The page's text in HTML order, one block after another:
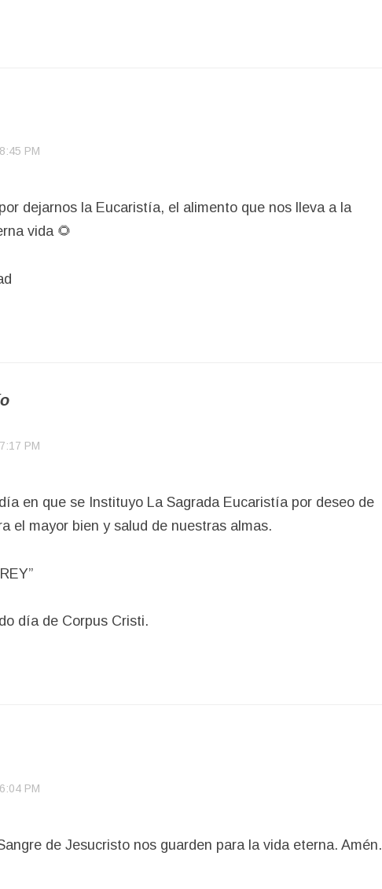
PM
dejarnos la Eucaristía, el alimento que nos lleva a la
vida 🌻
PM
en que se Instituyo La Sagrada Eucaristía por deseo de
el mayor bien y salud de nuestras almas.
día de Corpus Cristi.
PM
de Jesucristo nos guarden para la vida eterna. Amén.